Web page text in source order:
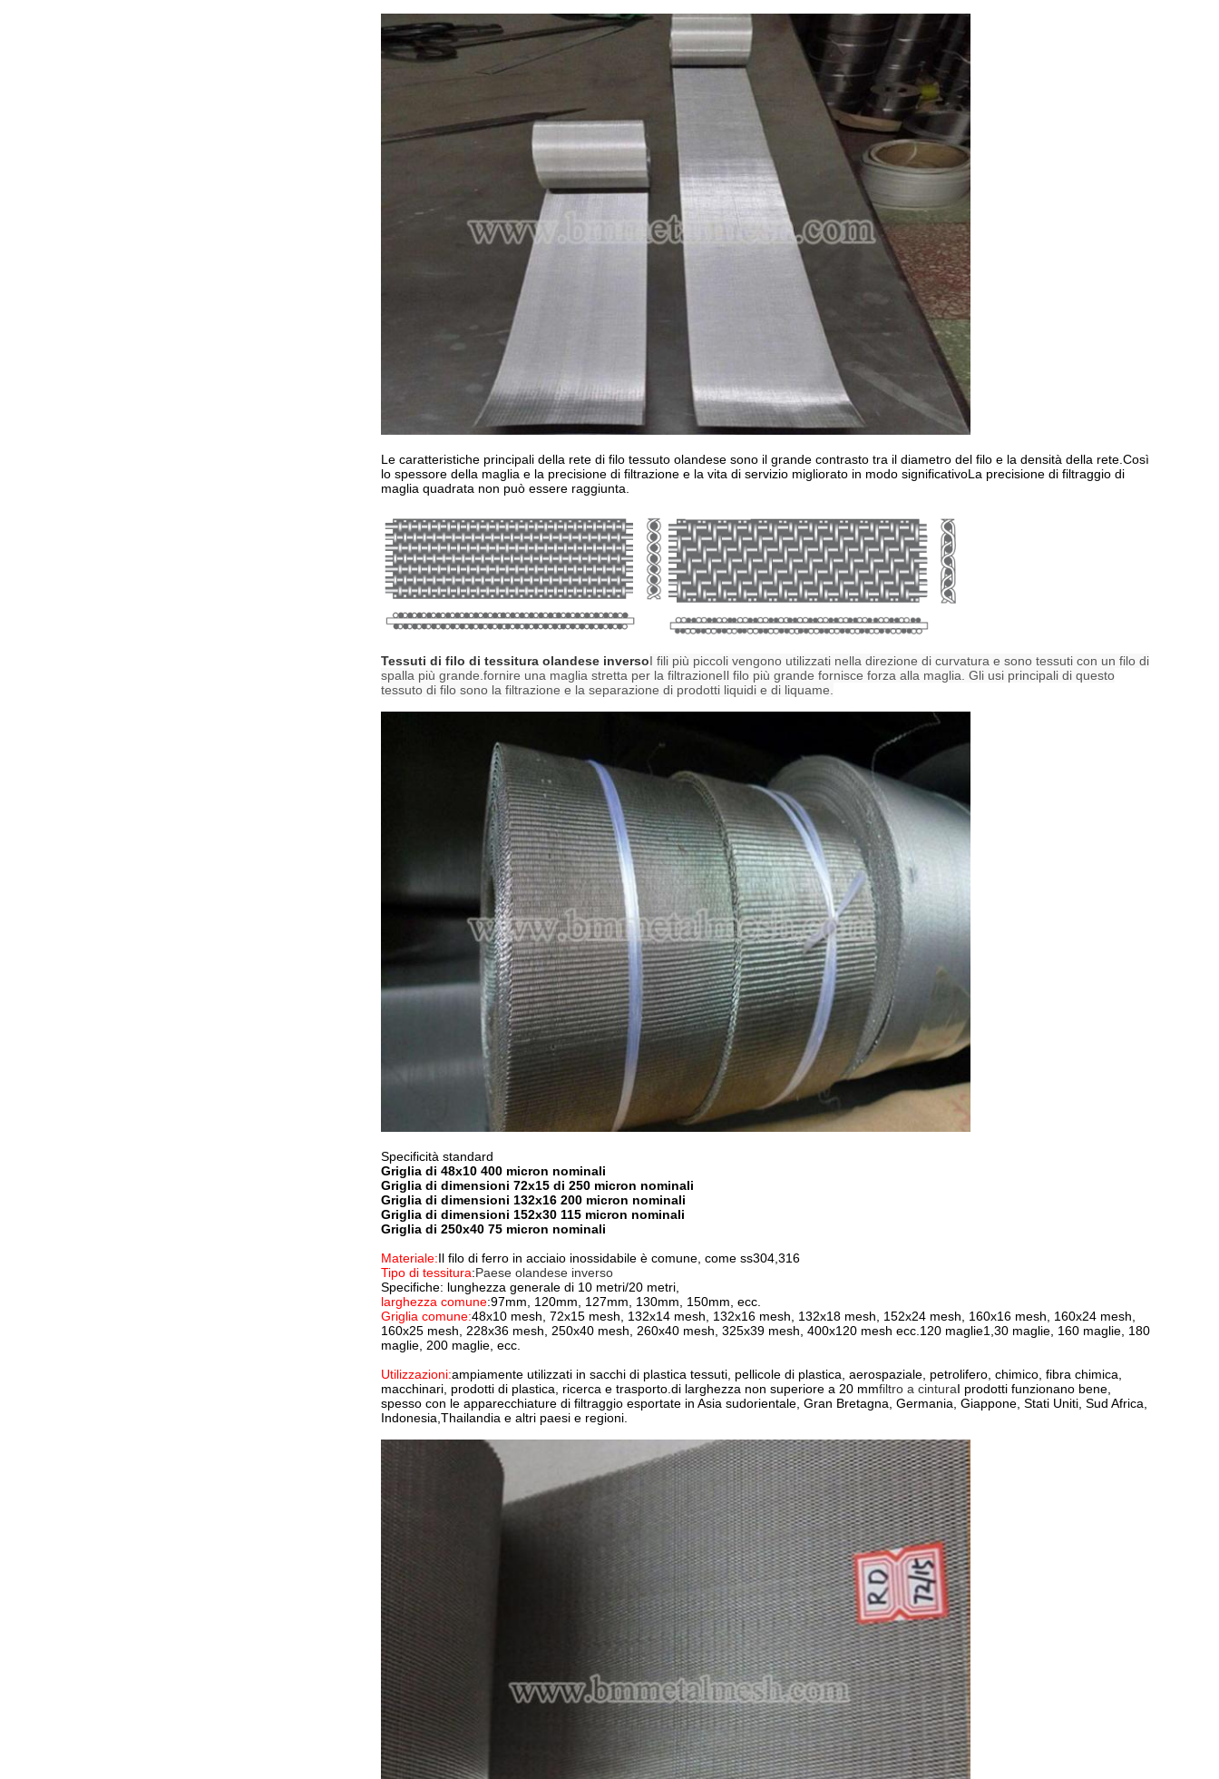
Le caratteristiche principali della rete di filo tessuto olandese sono il grande contrasto tra il diametro del filo e la densità della rete.Così
lo spessore della maglia e la precisione di filtrazione e la vita di servizio migliorato in modo significativoLa precisione di filtraggio di
maglia quadrata non può essere raggiunta.
Tessuti di filo di tessitura olandese inversoI fili più piccoli vengono utilizzati nella direzione di curvatura e sono tessuti con un filo di
spalla più grande.fornire una maglia stretta per la filtrazioneIl filo più grande fornisce forza alla maglia. Gli usi principali di questo
tessuto di filo sono la filtrazione e la separazione di prodotti liquidi e di liquame.
Specificità standard
Griglia di 48x10 400 micron nominali
Griglia di dimensioni 72x15 di 250 micron nominali
Griglia di dimensioni 132x16 200 micron nominali
Griglia di dimensioni 152x30 115 micron nominali
Griglia di 250x40 75 micron nominali
Materiale:Il filo di ferro in acciaio inossidabile è comune, come ss304,316
Tipo di tessitura:Paese olandese inverso
Specifiche: lunghezza generale di 10 metri/20 metri,
larghezza comune:97mm, 120mm, 127mm, 130mm, 150mm, ecc.
Griglia comune:48x10 mesh, 72x15 mesh, 132x14 mesh, 132x16 mesh, 132x18 mesh, 152x24 mesh, 160x16 mesh, 160x24 mesh,
160x25 mesh, 228x36 mesh, 250x40 mesh, 260x40 mesh, 325x39 mesh, 400x120 mesh ecc.120 maglie1,30 maglie, 160 maglie, 180
maglie, 200 maglie, ecc.
Utilizzazioni:ampiamente utilizzati in sacchi di plastica tessuti, pellicole di plastica, aerospaziale, petrolifero, chimico, fibra chimica,
macchinari, prodotti di plastica, ricerca e trasporto.di larghezza non superiore a 20 mmfiltro a cinturaI prodotti funzionano bene,
spesso con le apparecchiature di filtraggio esportate in Asia sudorientale, Gran Bretagna, Germania, Giappone, Stati Uniti, Sud Africa,
Indonesia,Thailandia e altri paesi e regioni.